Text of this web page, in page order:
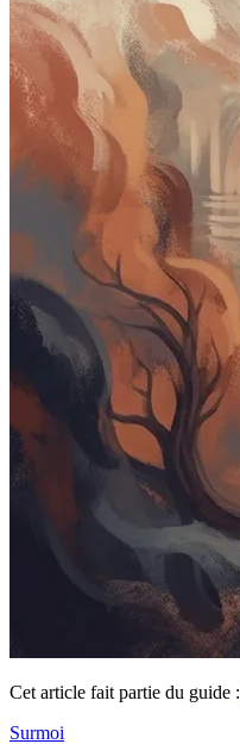
Cet article fait partie du guide :
Surmoi